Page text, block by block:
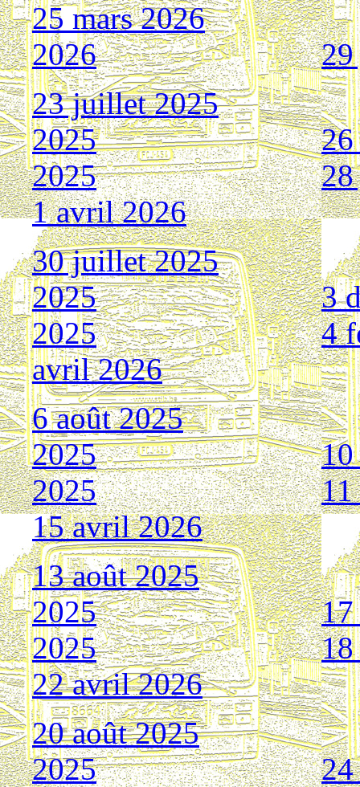
25 mars 2026
2026
23 juillet 2025
2025
2025
1 avril 2026
30 juillet 2025
2025
3
2025
4
avril 2026
6 août 2025
2025
10
2025
15 avril 2026
13 août 2025
2025
17
2025
22 avril 2026
20 août 2025
2025
24